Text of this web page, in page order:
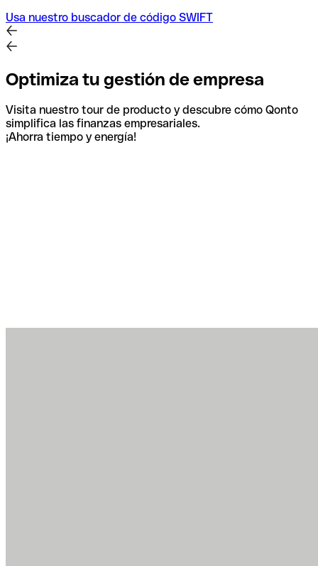
Usa nuestro buscador de código SWIFT
Optimiza tu gestión de empresa
Visita nuestro tour de producto y descubre cómo Qonto
simplifica las finanzas empresariales.
¡Ahorra tiempo y energía!